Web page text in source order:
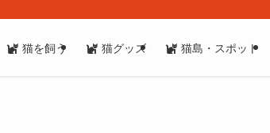
猫を飼う 猫グッズ 猫島・スポット